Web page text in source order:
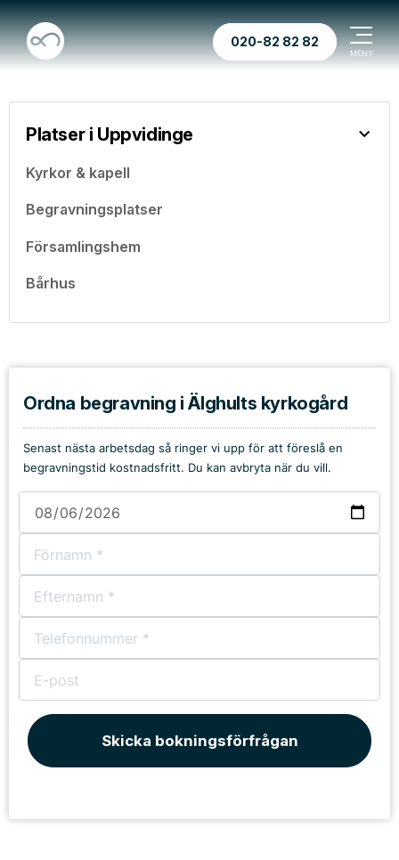
020-82 82 82
Platser i Uppvidinge
Kyrkor & kapell
Begravningsplatser
Församlingshem
Bårhus
Ordna begravning i Älghults kyrkogård
Senast nästa arbetsdag så ringer vi upp för att föreslå en
begravningstid kostnadsfritt. Du kan avbryta när du vill.
Skicka bokningsförfrågan